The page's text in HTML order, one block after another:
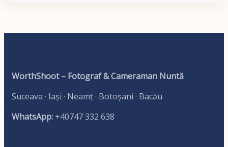
WorthShoot – Fotograf & Cameraman Nuntă
Suceava · Iași · Neamț · Botoșani · Bacău
WhatsApp: +40747 332 638